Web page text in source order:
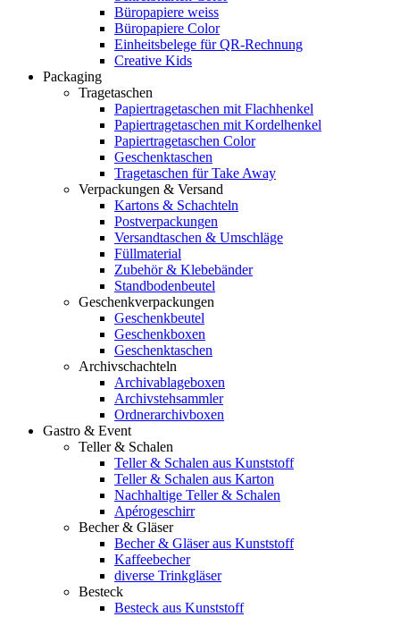
Büropapiere weiss
Büropapiere Color
Einheitsbelege für QR-Rechnung
Creative Kids
Packaging
Tragetaschen
Papiertragetaschen mit Flachhenkel
Papiertragetaschen mit Kordelhenkel
Papiertragetaschen Color
Geschenktaschen
Tragetaschen für Take Away
Verpackungen & Versand
Kartons & Schachteln
Postverpackungen
Versandtaschen & Umschläge
Füllmaterial
Zubehör & Klebebänder
Standbodenbeutel
Geschenkverpackungen
Geschenkbeutel
Geschenkboxen
Geschenktaschen
Archivschachteln
Archivablageboxen
Archivstehsammler
Ordnerarchivboxen
Gastro & Event
Teller & Schalen
Teller & Schalen aus Kunststoff
Teller & Schalen aus Karton
Nachhaltige Teller & Schalen
Apérogeschirr
Becher & Gläser
Becher & Gläser aus Kunststoff
Kaffeebecher
diverse Trinkgläser
Besteck
Besteck aus Kunststoff